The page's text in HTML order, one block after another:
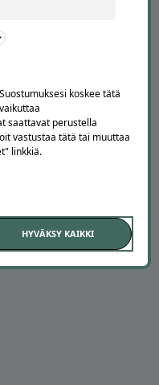
koskee tätä
saattavat perustella
vastustaa tätä tai muuttaa
linkkiä.
HYVÄKSY KAIKKI